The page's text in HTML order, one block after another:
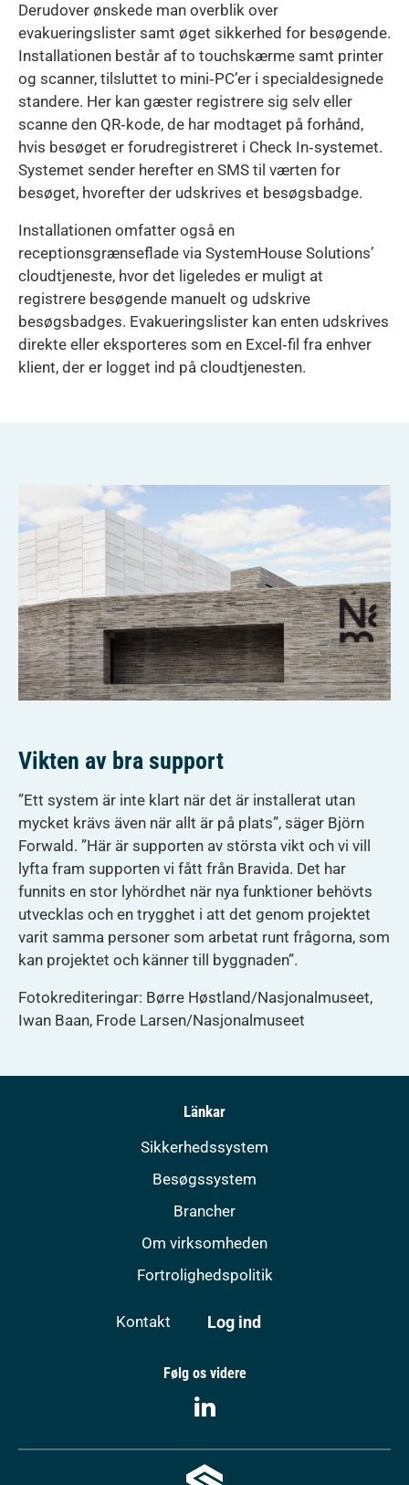
Derudover ønskede man overblik over
evakueringslister samt øget sikkerhed for besøgende.
Installationen består af to touchskærme samt printer
og scanner, tilsluttet to mini‑PC’er i specialdesignede
standere. Her kan gæster registrere sig selv eller
scanne den QR‑kode, de har modtaget på forhånd,
hvis besøget er forudregistreret i Check In‑systemet.
Systemet sender herefter en SMS til værten for
besøget, hvorefter der udskrives et besøgsbadge.
Installationen omfatter også en
receptionsgrænseflade via SystemHouse Solutions’
cloudtjeneste, hvor det ligeledes er muligt at
registrere besøgende manuelt og udskrive
besøgsbadges. Evakueringslister kan enten udskrives
direkte eller eksporteres som en Excel‑fil fra enhver
klient, der er logget ind på cloudtjenesten.
Vikten av bra support
”Ett system är inte klart när det är installerat utan
mycket krävs även när allt är på plats”, säger Björn
Forwald. ”Här är supporten av största vikt och vi vill
lyfta fram supporten vi fått från Bravida. Det har
funnits en stor lyhördhet när nya funktioner behövts
utvecklas och en trygghet i att det genom projektet
varit samma personer som arbetat runt frågorna, som
kan projektet och känner till byggnaden”.
Fotokrediteringar: Børre Høstland/Nasjonalmuseet,
Iwan Baan, Frode Larsen/Nasjonalmuseet
Länkar
Sikkerhedssystem
Besøgssystem
Brancher
Om virksomheden
Fortrolighedspolitik
Kontakt Log ind
Følg os videre